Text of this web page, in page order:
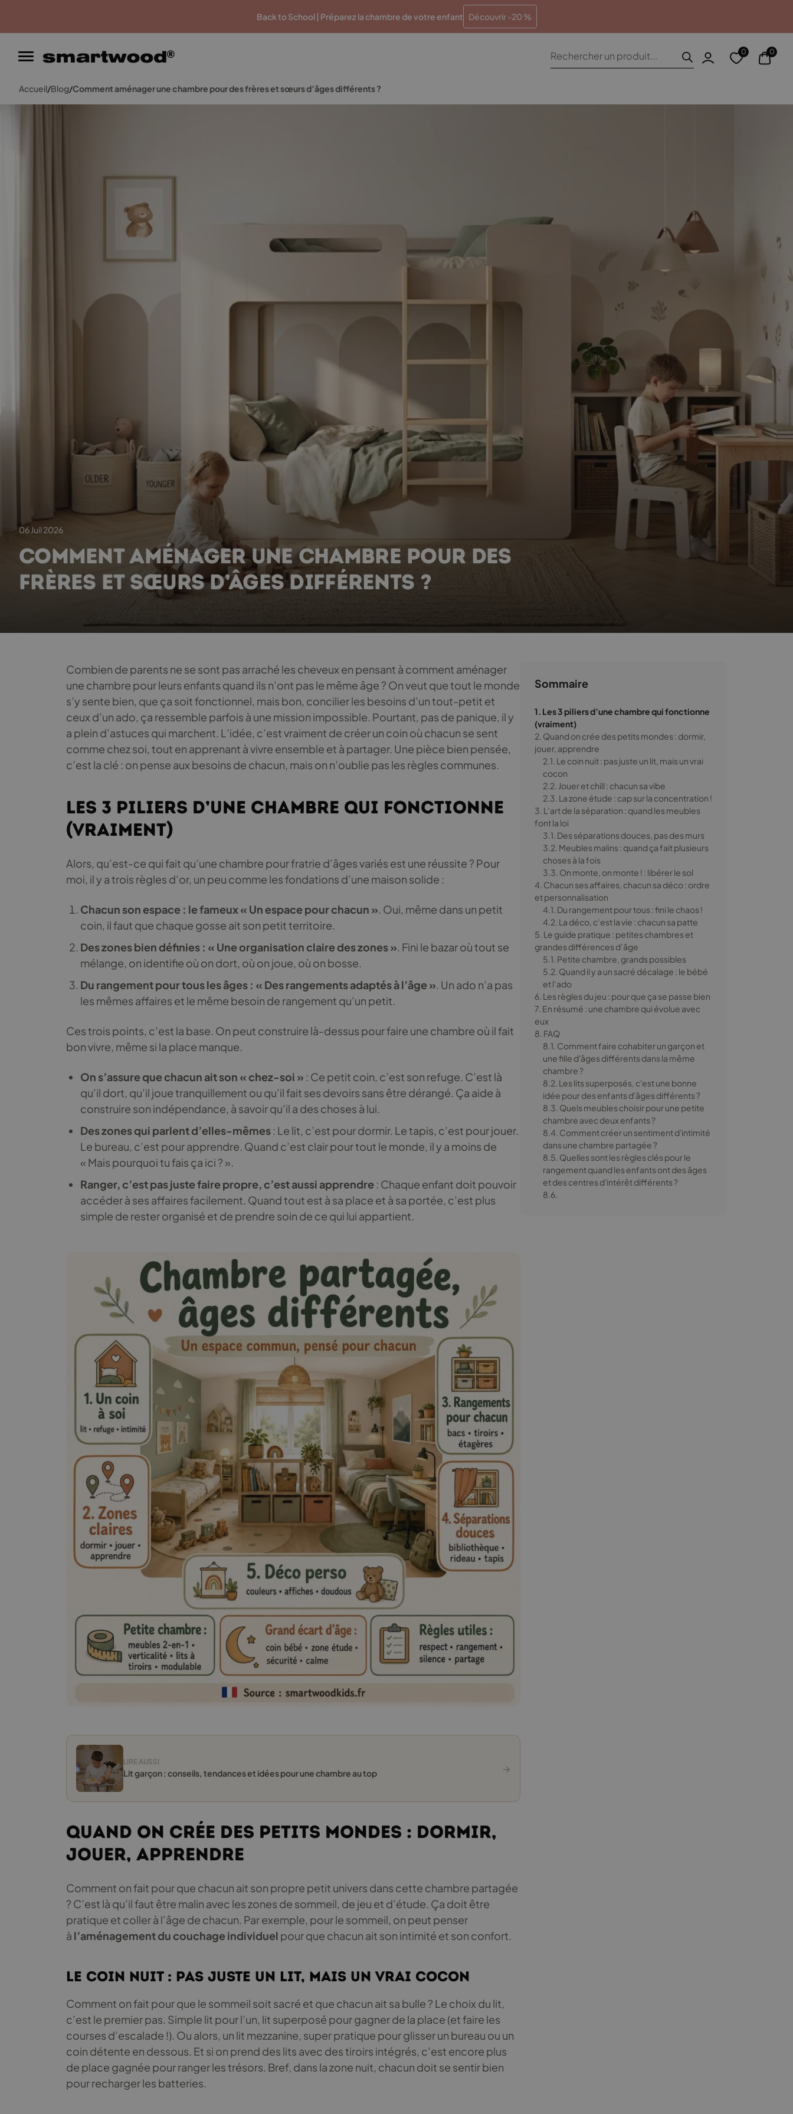
Back to School | Préparez la chambre de votre enfant Découvrir -20 %
Paiements en plusieurs fois sans frais Traitement en 48 heures
Recherche
de
produits
0 0
Accueil/Blog/Comment aménager une chambre pour des frères et sœurs d’âges différents ?
06 Juil 2026
COMMENT AMÉNAGER UNE CHAMBRE POUR DES
FRÈRES ET SŒURS D’ÂGES DIFFÉRENTS ?
Combien de parents ne se sont pas arraché les cheveux en pensant à comment aménager
une chambre pour leurs enfants quand ils n’ont pas le même âge ? On veut que tout le monde
s’y sente bien, que ça soit fonctionnel, mais bon, concilier les besoins d’un tout-petit et
ceux d’un ado, ça ressemble parfois à une mission impossible. Pourtant, pas de panique, il y
a plein d’astuces qui marchent. L’idée, c’est vraiment de créer un coin où chacun se sent
comme chez soi, tout en apprenant à vivre ensemble et à partager. Une pièce bien pensée,
c’est la clé : on pense aux besoins de chacun, mais on n’oublie pas les règles communes.
Les 3 piliers d’une chambre qui fonctionne
(vraiment)
Alors, qu’est-ce qui fait qu’une chambre pour fratrie d’âges variés est une réussite ? Pour
moi, il y a trois règles d’or, un peu comme les fondations d’une maison solide :
Chacun son espace : le fameux « Un espace pour chacun ». Oui, même dans un petit
coin, il faut que chaque gosse ait son petit territoire.
Des zones bien définies : « Une organisation claire des zones ». Fini le bazar où tout se
mélange, on identifie où on dort, où on joue, où on bosse.
Du rangement pour tous les âges : « Des rangements adaptés à l’âge ». Un ado n’a pas
les mêmes affaires et le même besoin de rangement qu’un petit.
Ces trois points, c’est la base. On peut construire là-dessus pour faire une chambre où il fait
bon vivre, même si la place manque.
On s’assure que chacun ait son « chez-soi » : Ce petit coin, c’est son refuge. C’est là
qu’il dort, qu’il joue tranquillement ou qu’il fait ses devoirs sans être dérangé. Ça aide à
construire son indépendance, à savoir qu’il a des choses à lui.
Des zones qui parlent d’elles-mêmes : Le lit, c’est pour dormir. Le tapis, c’est pour jouer.
Le bureau, c’est pour apprendre. Quand c’est clair pour tout le monde, il y a moins de
« Mais pourquoi tu fais ça ici ? ».
Ranger, c’est pas juste faire propre, c’est aussi apprendre : Chaque enfant doit pouvoir
accéder à ses affaires facilement. Quand tout est à sa place et à sa portée, c’est plus
simple de rester organisé et de prendre soin de ce qui lui appartient.
LIRE AUSSI
Lit garçon : conseils, tendances et idées pour une chambre au top →
Quand on crée des petits mondes : dormir,
jouer, apprendre
Comment on fait pour que chacun ait son propre petit univers dans cette chambre partagée
? C’est là qu’il faut être malin avec les zones de sommeil, de jeu et d’étude. Ça doit être
pratique et coller à l’âge de chacun. Par exemple, pour le sommeil, on peut penser
à l’aménagement du couchage individuel pour que chacun ait son intimité et son confort.
Le coin nuit : pas juste un lit, mais un vrai cocon
Comment on fait pour que le sommeil soit sacré et que chacun ait sa bulle ? Le choix du lit,
c’est le premier pas. Simple lit pour l’un, lit superposé pour gagner de la place (et faire les
courses d’escalade !). Ou alors, un lit mezzanine, super pratique pour glisser un bureau ou un
coin détente en dessous. Et si on prend des lits avec des tiroirs intégrés, c’est encore plus
de place gagnée pour ranger les trésors. Bref, dans la zone nuit, chacun doit se sentir bien
pour recharger les batteries.
Sommaire
1. Les 3 piliers d’une chambre qui fonctionne
(vraiment)
2. Quand on crée des petits mondes : dormir,
jouer, apprendre
2.1. Le coin nuit : pas juste un lit, mais un vrai
cocon
2.2. Jouer et chill : chacun sa vibe
2.3. La zone étude : cap sur la concentration !
3. L’art de la séparation : quand les meubles
font la loi
3.1. Des séparations douces, pas des murs
3.2. Meubles malins : quand ça fait plusieurs
choses à la fois
3.3. On monte, on monte ! : libérer le sol
4. Chacun ses affaires, chacun sa déco : ordre
et personnalisation
4.1. Du rangement pour tous : fini le chaos !
4.2. La déco, c’est la vie : chacun sa patte
5. Le guide pratique : petites chambres et
grandes différences d’âge
5.1. Petite chambre, grands possibles
5.2. Quand il y a un sacré décalage : le bébé
et l’ado
6. Les règles du jeu : pour que ça se passe bien
7. En résumé : une chambre qui évolue avec
eux
8. FAQ
8.1. Comment faire cohabiter un garçon et
une fille d'âges différents dans la même
chambre ?
8.2. Les lits superposés, c'est une bonne
idée pour des enfants d'âges différents ?
8.3. Quels meubles choisir pour une petite
chambre avec deux enfants ?
8.4. Comment créer un sentiment d'intimité
dans une chambre partagée ?
8.5. Quelles sont les règles clés pour le
rangement quand les enfants ont des âges
et des centres d'intérêt différents ?
8.6.